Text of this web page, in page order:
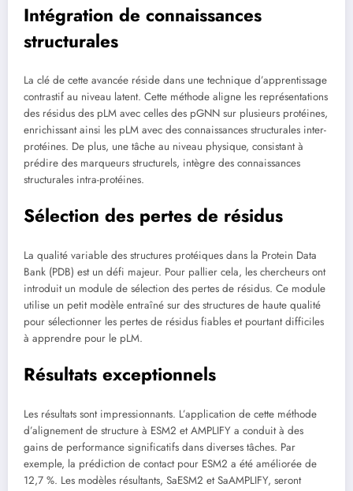
Intégration de connaissances
structurales
La clé de cette avancée réside dans une technique d’apprentissage
contrastif au niveau latent. Cette méthode aligne les représentations
des résidus des pLM avec celles des pGNN sur plusieurs protéines,
enrichissant ainsi les pLM avec des connaissances structurales inter-
protéines. De plus, une tâche au niveau physique, consistant à
prédire des marqueurs structurels, intègre des connaissances
structurales intra-protéines.
Sélection des pertes de résidus
La qualité variable des structures protéiques dans la Protein Data
Bank (PDB) est un défi majeur. Pour pallier cela, les chercheurs ont
introduit un module de sélection des pertes de résidus. Ce module
utilise un petit modèle entraîné sur des structures de haute qualité
pour sélectionner les pertes de résidus fiables et pourtant difficiles
à apprendre pour le pLM.
Résultats exceptionnels
Les résultats sont impressionnants. L’application de cette méthode
d’alignement de structure à ESM2 et AMPLIFY a conduit à des
gains de performance significatifs dans diverses tâches. Par
exemple, la prédiction de contact pour ESM2 a été améliorée de
12,7 %. Les modèles résultants, SaESM2 et SaAMPLIFY, seront